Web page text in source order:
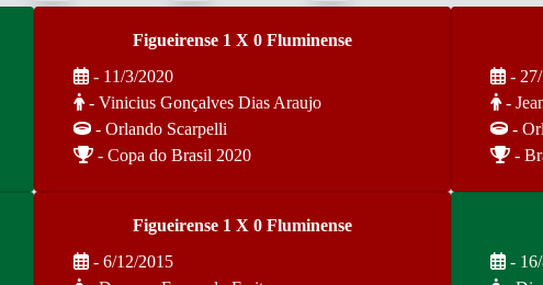
Figueirense 1 X 0 Fluminense
- 11/3/2020
- Vinicius Gonçalves Dias Araujo
- Orlando Scarpelli
- Copa do Brasil 2020
-
-
-
-
Figueirense 1 X 0 Fluminense
- 6/12/2015
-